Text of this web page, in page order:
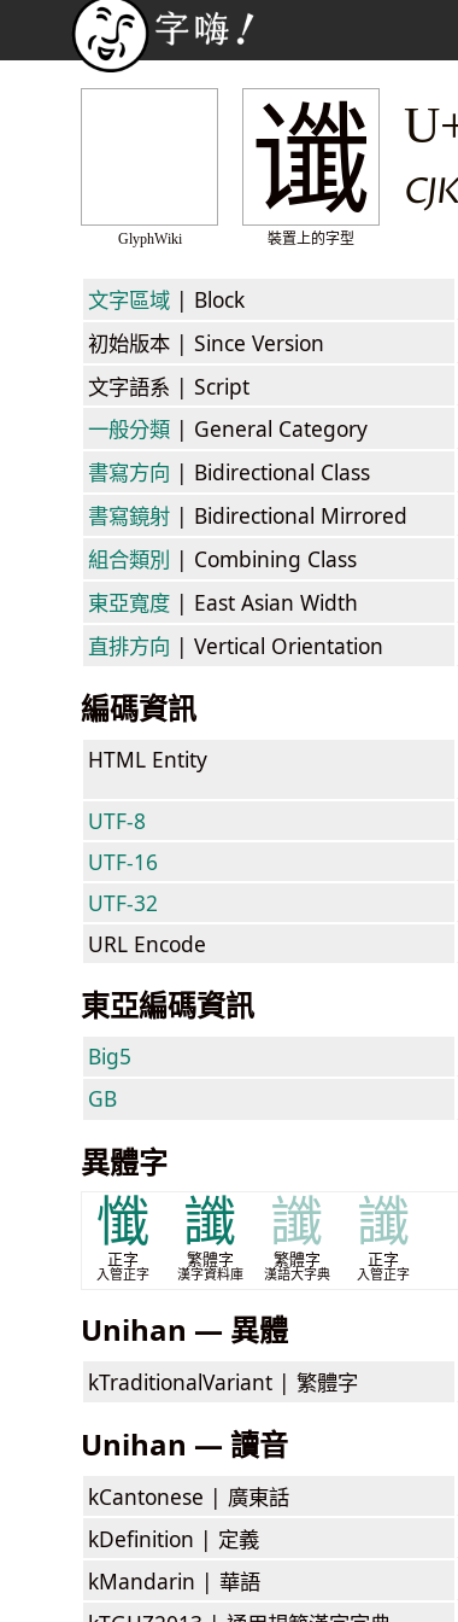
GlyphWiki
谶
裝置上的字型
文字區域 | Block
初始版本 | Since Version
文字語系 | Script
一般分類 | General Category
書寫方向 | Bidirectional Class
書寫鏡射 | Bidirectional Mirrored
組合類別 | Combining Class
東亞寬度 | East Asian Width
直排方向 | Vertical Orientation
編碼資訊
HTML Entity
UTF-8
UTF-16
UTF-32
URL Encode
東亞編碼資訊
Big5
GB
異體字
懺
正字
入管正字
讖
繁體字
漢字資料庫
讖
繁體字
漢語大字典
讖
正字
入管正字
Unihan — 異體
kTraditionalVariant | 繁體字
Unihan — 讀音
kCantonese | 廣東話
kDefinition | 定義
kMandarin | 華語